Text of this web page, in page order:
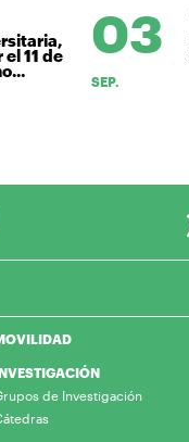
11 de 03
SEP.
de Investigación